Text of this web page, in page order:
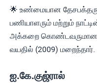
🌟 உண்மையான
பணியாளரும் மற்றும்
அக்கறை கொண்டவருமான
வயதில் (2009) மறைந்தார்.
ஐ.கே.குஜ்ரால்